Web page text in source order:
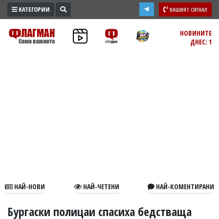
ПРОМО
ЗОНА
В
КАТЕГОРИИ ВАШИЯТ СИГНАЛ
НОВИНИТЕ
ДНЕС: 1
НАЙ-НОВИ НАЙ-ЧЕТЕНИ НАЙ-КОМЕНТИРАНИ
Бургаски полицаи спасиха бедстваща